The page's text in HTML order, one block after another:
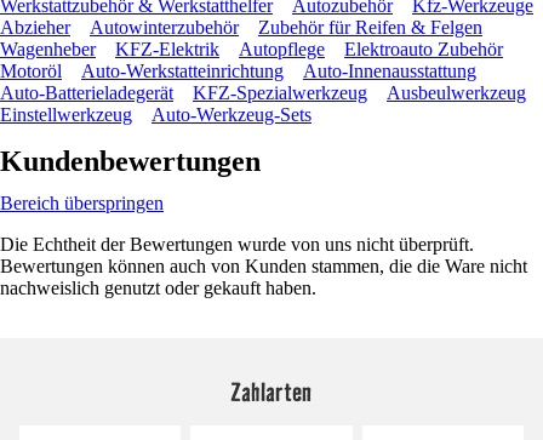
Werkstattzubehör & Werkstatthelfer
Autozubehör
Kfz-Werkzeuge
Abzieher
Autowinterzubehör
Zubehör für Reifen & Felgen
Wagenheber
KFZ-Elektrik Autopflege
Elektroauto Zubehör
Motoröl
Auto-Werkstatteinrichtung
Auto-Innenausstattung
Auto-Batterieladegerät
KFZ-Spezialwerkzeug
Ausbeulwerkzeug
Einstellwerkzeug
Auto-Werkzeug-Sets
Kundenbewertungen
Bereich überspringen
Die Echtheit der Bewertungen wurde von uns nicht überprüft.
Bewertungen können auch von Kunden stammen, die die Ware nicht
nachweislich genutzt oder gekauft haben.
Zahlarten